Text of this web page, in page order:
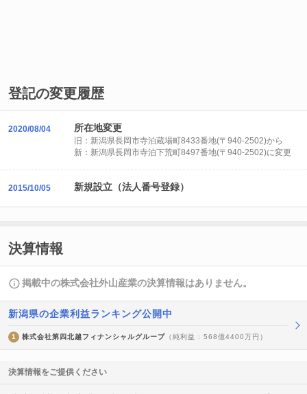
登記の変更履歴
2020/08/04 所在地変更
旧：新潟県長岡市寺泊蔵場町8433番地(〒940-2502)から
新：新潟県長岡市寺泊下荒町8497番地(〒940-2502)に変更
2015/10/05 新規設立（法人番号登録）
決算情報
掲載中の株式会社外山産業の決算情報はありません。
新潟県の企業利益ランキング公開中
1 株式会社第四北越フィナンシャルグループ （純利益 : 568億4400万円）
決算情報をご提供ください